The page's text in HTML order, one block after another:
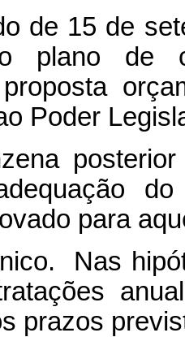
de 15 de
plano de
Poder
para
Nas
prazos